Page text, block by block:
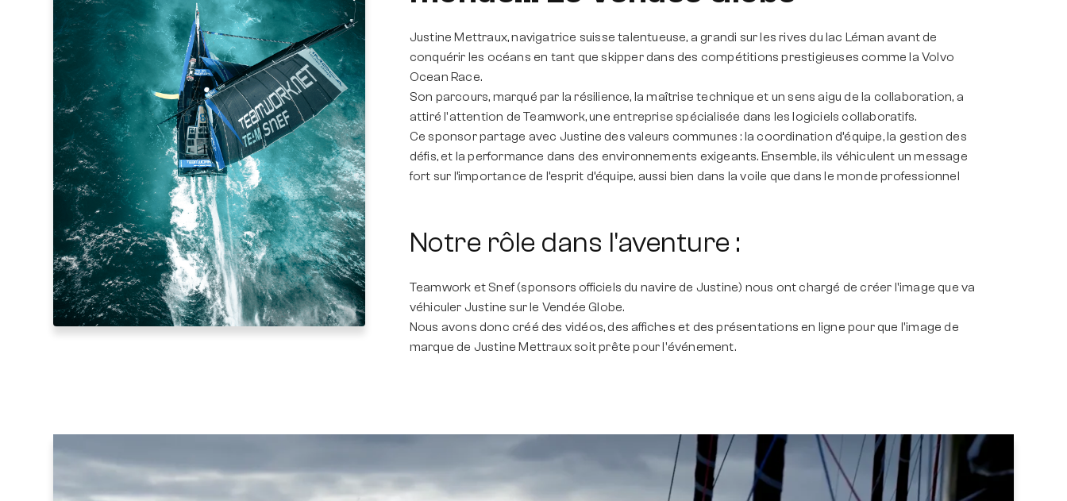
Justine Mettraux, navigatrice suisse talentueuse, a grandi sur les rives du lac Léman avant de
conquérir les océans en tant que skipper dans des compétitions prestigieuses comme la Volvo
Ocean Race.
Son parcours, marqué par la résilience, la maîtrise technique et un sens aigu de la collaboration, a
attiré l'attention de Teamwork, une entreprise spécialisée dans les logiciels collaboratifs.
Ce sponsor partage avec Justine des valeurs communes : la coordination d’équipe, la gestion des
défis, et la performance dans des environnements exigeants. Ensemble, ils véhiculent un message
fort sur l’importance de l’esprit d’équipe, aussi bien dans la voile que dans le monde professionnel
Notre rôle dans l'aventure :
Teamwork et Snef (sponsors officiels du navire de Justine) nous ont chargé de créer l'image que va
véhiculer Justine sur le Vendée Globe.
Nous avons donc créé des vidéos, des affiches et des présentations en ligne pour que l'image de
marque de Justine Mettraux soit prête pour l'événement.